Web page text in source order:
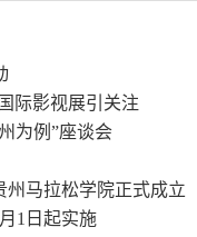
际影视展引关注
为例”座谈会
州马拉松学院正式成立
1日起实施